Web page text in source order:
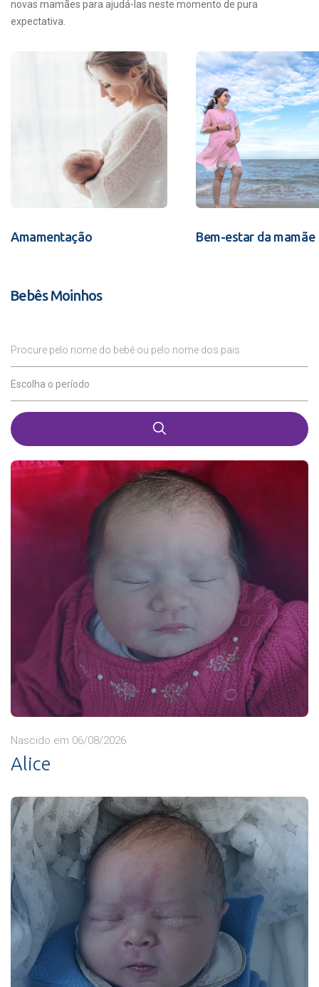
novas mamães para ajudá-las neste momento de pura
expectativa.
Amamentação Bem-estar da mamãe
Bebês Moinhos
Procure pelo nome do bebê ou pelo nome dos pais
Escolha o período
Nascido em 06/08/2026
Alice